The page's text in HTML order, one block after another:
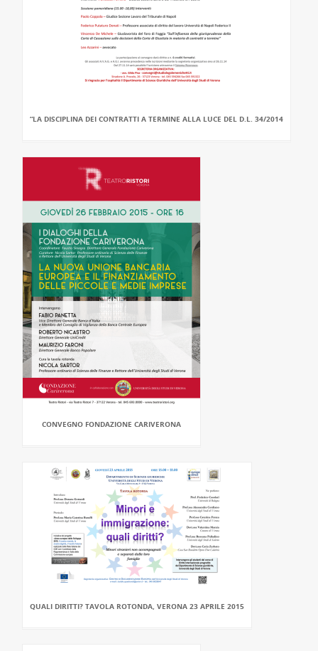
“LA DISCIPLINA DEI CONTRATTI A TERMINE ALLA LUCE DEL D.L. 34/2014
CONVEGNO FONDAZIONE CARIVERONA
QUALI DIRITTI? TAVOLA ROTONDA, VERONA 23 APRILE 2015